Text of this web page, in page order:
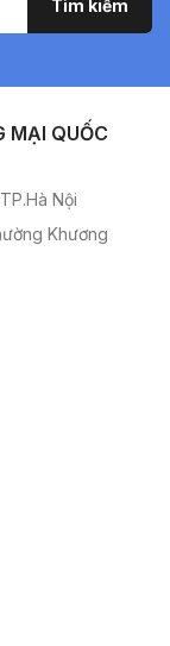
MẠI QUỐC
Nội
Khương